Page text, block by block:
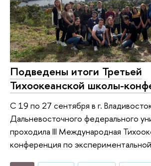
Подведены итоги Третьей
Тихоокеанской школы-
С 19 по 27 сентября в г.
Дальневосточного федерального
проходила III Международная
конференция по